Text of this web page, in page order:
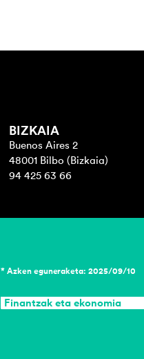
BIZKAIA
Buenos Aires 2
48001 Bilbo (Bizkaia)
94 425 63 66
* Azken eguneraketa: 2025/09/10
Finantzak eta ekonomia